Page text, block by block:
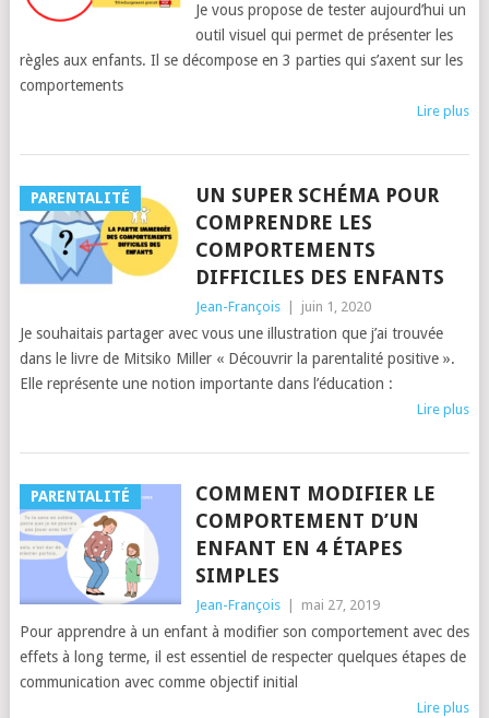
Je vous propose de tester aujourd’hui un
outil visuel qui permet de présenter les
règles aux enfants. Il se décompose en 3 parties qui s’axent sur les
comportements
Lire plus
PARENTALITÉ
UN SUPER SCHÉMA POUR
COMPRENDRE LES
COMPORTEMENTS
DIFFICILES DES ENFANTS
Jean-François juin 1, 2020
Je souhaitais partager avec vous une illustration que j’ai trouvée
dans le livre de Mitsiko Miller « Découvrir la parentalité positive ».
Elle représente une notion importante dans l’éducation :
Lire plus
PARENTALITÉ
COMMENT MODIFIER LE
COMPORTEMENT D’UN
ENFANT EN 4 ÉTAPES
SIMPLES
Jean-François mai 27, 2019
Pour apprendre à un enfant à modifier son comportement avec des
effets à long terme, il est essentiel de respecter quelques étapes de
communication avec comme objectif initial
Lire plus